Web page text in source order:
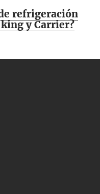
refrigeración
y Carrier?